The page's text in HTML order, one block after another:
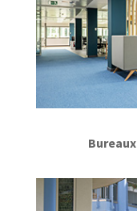
Bureaux